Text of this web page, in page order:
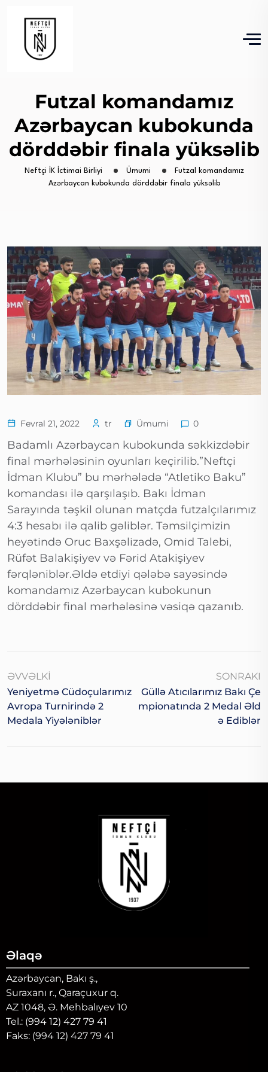
Futzal komandamız
Azərbaycan kubokunda
dörddəbir finala yüksəlib
Neftçi İK İctimai Birliyi Ümumi
Futzal komandamız
Azərbaycan kubokunda dörddəbir finala yüksəlib
Fevral 21, 2022 tr Ümumi 0
Badamlı Azərbaycan kubokunda səkkizdəbir
final mərhələsinin oyunları keçirilib.”Neftçi
İdman Klubu” bu mərhələdə “Atletiko Baku”
komandası ilə qarşılaşıb. Bakı İdman
Sarayında təşkil olunan matçda futzalçılarımız
4:3 hesabı ilə qalib gəliblər. Təmsilçimizin
heyətində Oruc Baxşəlizadə, Omid Talebi,
Rüfət Balakişiyev və Fərid Atakişiyev
fərqləniblər.Əldə etdiyi qələbə sayəsində
komandamız Azərbaycan kubokunun
dörddəbir final mərhələsinə vəsiqə qazanıb.
ƏVVƏLKI
Yeniyetmə Cüdoçularımız
Avropa Turnirində 2
Medala Yiyələniblər
SONRAKI
Güllə Atıcılarımız Bakı Çe
Mpionatında 2 Medal Əld
Ə Ediblər
Əlaqə
Azərbaycan, Bakı ş.,
Suraxanı r., Qaraçuxur q.
AZ 1048, Ə. Mehbalıyev 10
Tel.: (994 12) 427 79 41
Faks: (994 12) 427 79 41